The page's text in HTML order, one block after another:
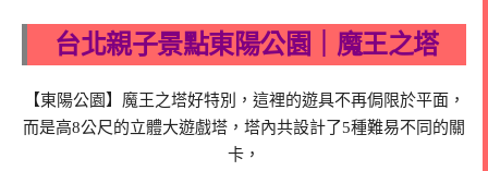
台北親子景點東陽公園｜魔王之塔
【東陽公園】魔王之塔好特別，這裡的遊具不再侷限於平面，
而是高8公尺的立體大遊戲塔，塔內共設計了5種難易不同的關
卡，